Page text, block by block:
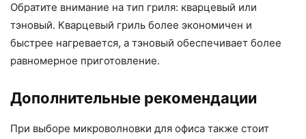
Обратите внимание на тип гриля: кварцевый или
тэновый. Кварцевый гриль более экономичен и
быстрее нагревается, а тэновый обеспечивает более
равномерное приготовление.
Дополнительные рекомендации
При выборе микроволновки для офиса также стоит